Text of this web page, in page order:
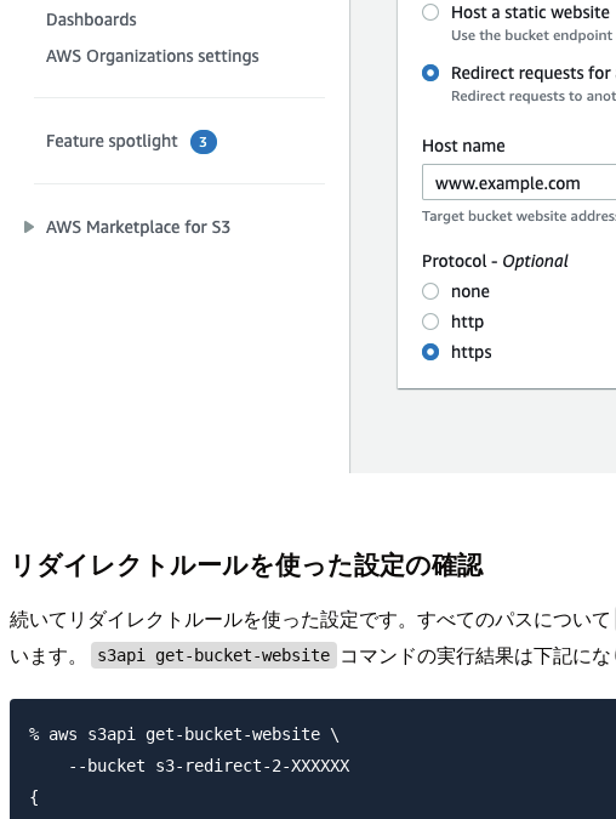
リダイレクトルールを使った設定の確認
続いてリダイレクトルールを使った設定です。すべてのパスについて
います。
s3api get-bucket-website コマンドの実行結果は下記にな
% aws s3api get-bucket-website \
    --bucket s3-redirect-2-XXXXXX
{